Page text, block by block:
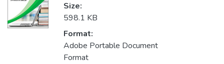
Size:
598.1 KB
Format:
Adobe Portable Document
Format